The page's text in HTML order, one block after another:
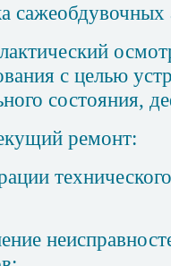
сажеобдувочных
с целью
состояния,
ремонт: